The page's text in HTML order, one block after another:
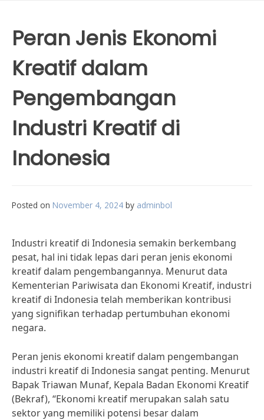
Peran Jenis Ekonomi
Kreatif dalam
Pengembangan
Industri Kreatif di
Indonesia
Posted on November 4, 2024 by adminbol
Industri kreatif di Indonesia semakin berkembang
pesat, hal ini tidak lepas dari peran jenis ekonomi
kreatif dalam pengembangannya. Menurut data
Kementerian Pariwisata dan Ekonomi Kreatif, industri
kreatif di Indonesia telah memberikan kontribusi
yang signifikan terhadap pertumbuhan ekonomi
negara.
Peran jenis ekonomi kreatif dalam pengembangan
industri kreatif di Indonesia sangat penting. Menurut
Bapak Triawan Munaf, Kepala Badan Ekonomi Kreatif
(Bekraf), “Ekonomi kreatif merupakan salah satu
sektor yang memiliki potensi besar dalam